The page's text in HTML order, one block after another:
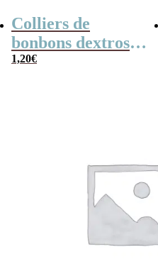
Colliers de
bonbons dextrose
x2
1,20€